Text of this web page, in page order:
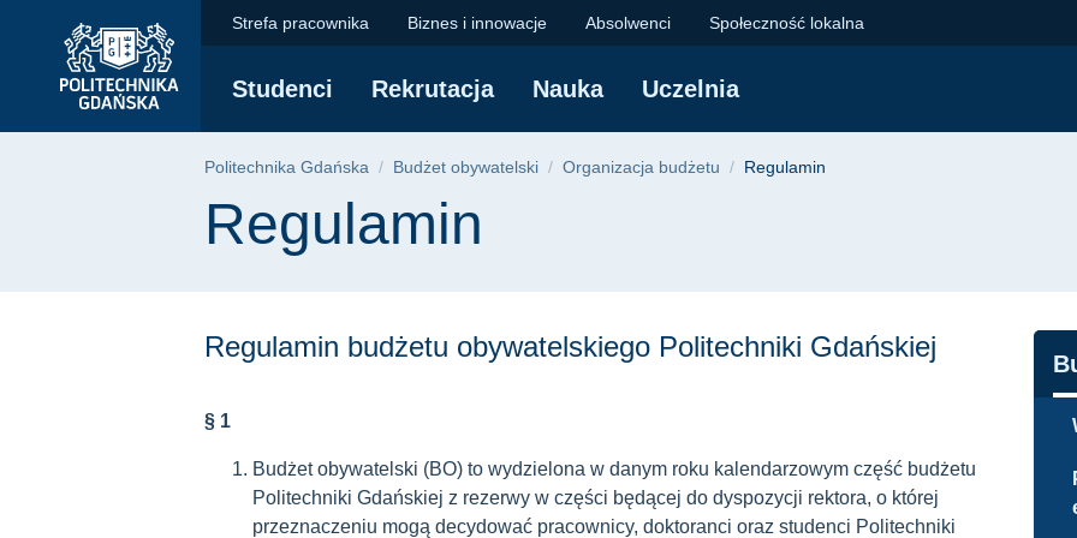
głównego
wyszukiwarki
Regulamin - Budżet obywatelski |
Strefa pracownika Biznes i innowacje Absolwenci Społeczność lokalna
Studenci Rekrutacja Nauka Uczelnia
Ścieżka nawigacyjna
Politechnika Gdańska Budżet obywatelski Organizacja budżetu Regulamin
Treść strony
Regulamin
Regulamin budżetu obywatelskiego Politechniki Gdańskiej
§ 1
Budżet obywatelski (BO) to wydzielona w danym roku kalendarzowym część budżetu
Politechniki Gdańskiej z rezerwy w części będącej do dyspozycji rektora, o której
przeznaczeniu mogą decydować pracownicy, doktoranci oraz studenci Politechniki